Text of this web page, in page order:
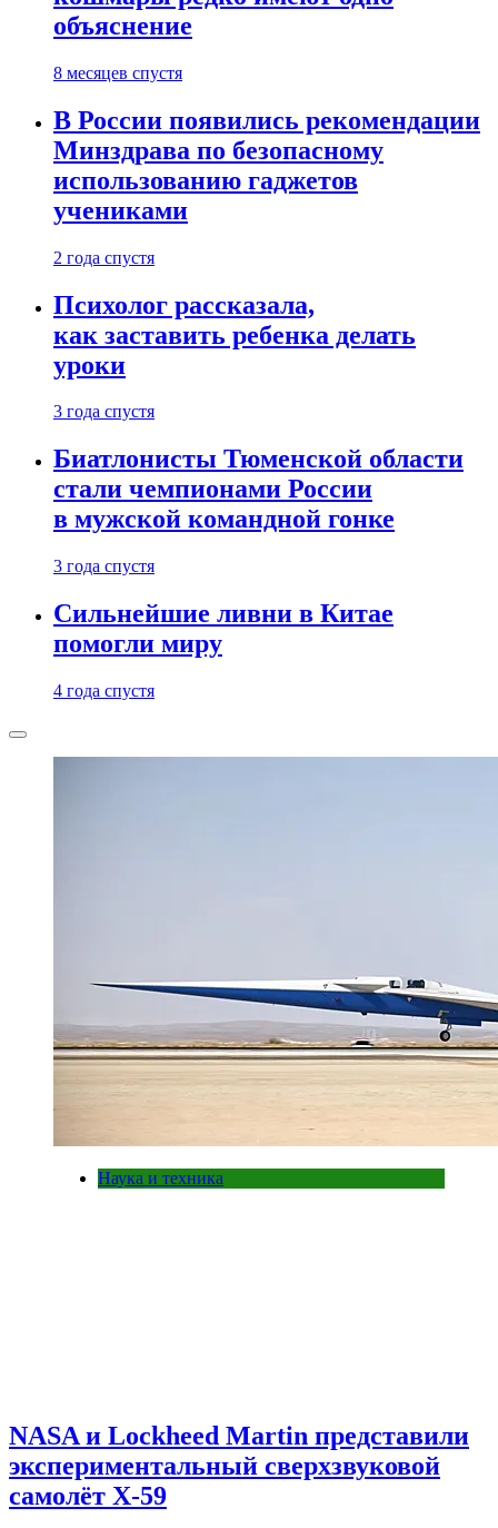
объяснение
8 месяцев спустя
В России появились рекомендации
Минздрава по безопасному
использованию гаджетов
учениками
2 года спустя
Психолог рассказала,
как заставить ребенка делать
уроки
3 года спустя
Биатлонисты Тюменской области
стали чемпионами России
в мужской командной гонке
3 года спустя
Сильнейшие ливни в Китае
помогли миру
4 года спустя
Наука и техника
NASA и Lockheed Martin представили
экспериментальный сверхзвуковой
самолёт X-59